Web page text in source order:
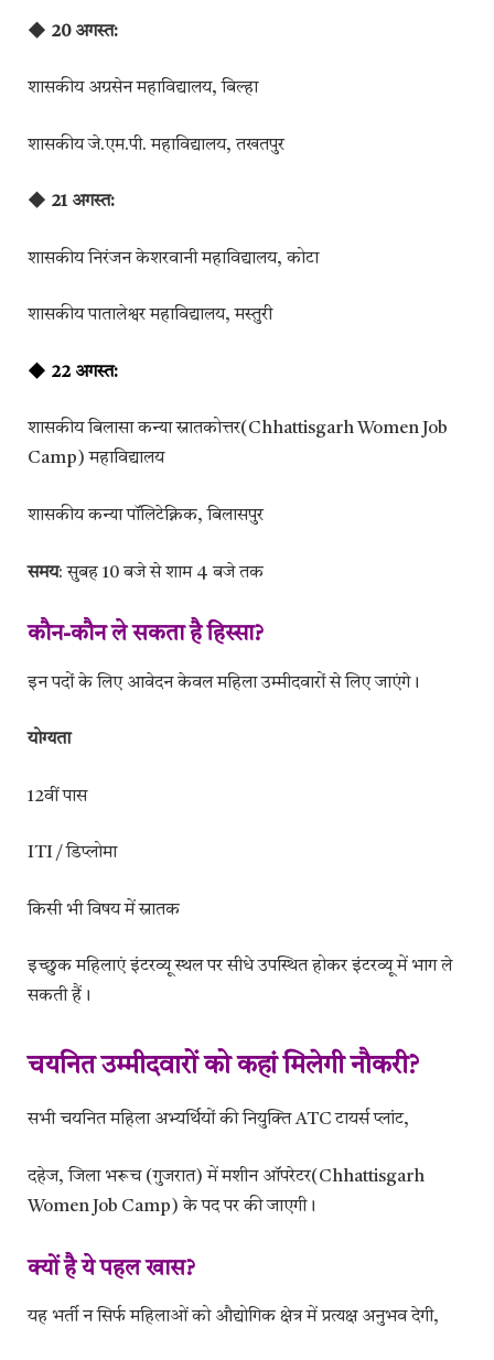
◆ 20 अगस्त:
शासकीय अग्रसेन महाविद्यालय, बिल्हा
शासकीय जे.एम.पी. महाविद्यालय, तखतपुर
◆ 21 अगस्त:
शासकीय निरंजन केशरवानी महाविद्यालय, कोटा
शासकीय पातालेश्वर महाविद्यालय, मस्तुरी
◆ 22 अगस्त:
शासकीय बिलासा कन्या स्नातकोत्तर(Chhattisgarh Women Job
Camp) महाविद्यालय
शासकीय कन्या पॉलिटेक्निक, बिलासपुर
समय: सुबह 10 बजे से शाम 4 बजे तक
कौन-कौन ले सकता है हिस्सा?
इन पदों के लिए आवेदन केवल महिला उम्मीदवारों से लिए जाएंगे।
योग्यता
12वीं पास
ITI / डिप्लोमा
किसी भी विषय में स्नातक
इच्छुक महिलाएं इंटरव्यू स्थल पर सीधे उपस्थित होकर इंटरव्यू में भाग ले
सकती हैं।
चयनित उम्मीदवारों को कहां मिलेगी नौकरी?
सभी चयनित महिला अभ्यर्थियों की नियुक्ति ATC टायर्स प्लांट,
दहेज, जिला भरूच (गुजरात) में मशीन ऑपरेटर(Chhattisgarh
Women Job Camp) के पद पर की जाएगी।
क्यों है ये पहल खास?
यह भर्ती न सिर्फ महिलाओं को औद्योगिक क्षेत्र में प्रत्यक्ष अनुभव देगी,